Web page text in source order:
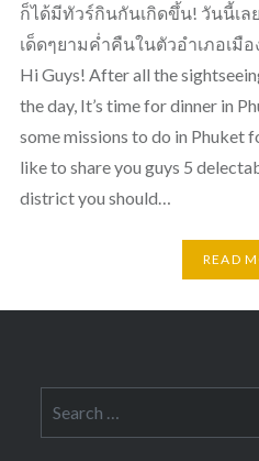
ก็ได้มีทัวร์กินกันเกิดขึ้น! วันนี้เล
เด็ดๆยามค่ำคืนในตัวอำเภอเมื
Hi Guys! After all the
the day, It’s time for dinner in
some missions to do in Phuket
like to share you guys 5
district you should…
READ
for: